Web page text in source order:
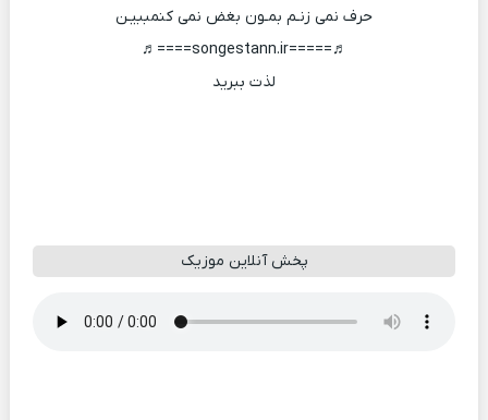
حرف نمی زنـم بمـون بغض نمی کنمببیـن
♬=====songestann.ir====♬
لذت ببرید
پخش آنلاین موزیک